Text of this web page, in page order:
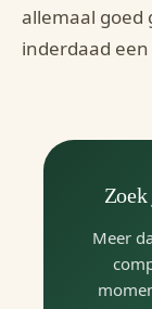
allemaal goed
inderdaad
Meer